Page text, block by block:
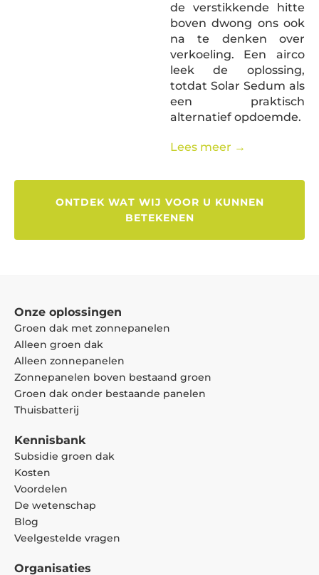
de verstikkende hitte
boven dwong ons ook
na te denken over
verkoeling. Een airco
leek de oplossing,
totdat Solar Sedum als
een praktisch
alternatief opdoemde.
Lees meer →
ONTDEK WAT WIJ VOOR U KUNNEN
BETEKENEN
Onze oplossingen
Groen dak met zonnepanelen
Alleen groen dak
Alleen zonnepanelen
Zonnepanelen boven bestaand groen
Groen dak onder bestaande panelen
Thuisbatterij
Kennisbank
Subsidie groen dak
Kosten
Voordelen
De wetenschap
Blog
Veelgestelde vragen
Organisaties